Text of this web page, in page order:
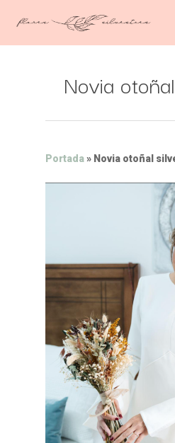
Hit enter to search or ESC
Novia
Portada» Novia otoñal